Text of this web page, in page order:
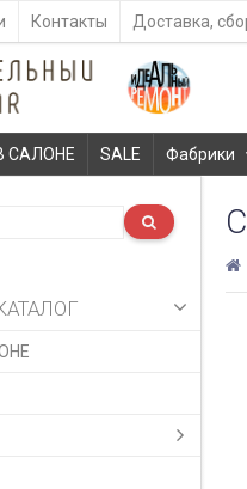
Контакты Доставка,
САЛОНЕ SALE Фабрики